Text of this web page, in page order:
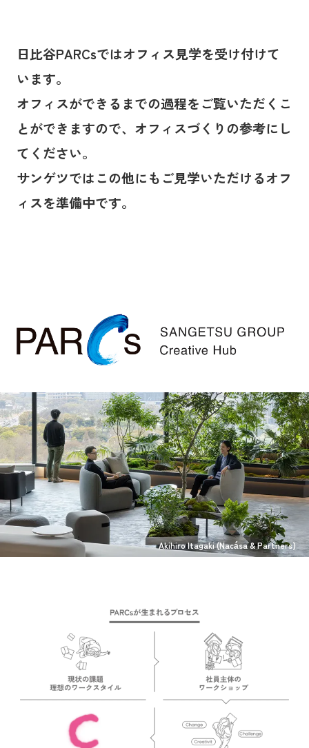
日比谷PARCsではオフィス見学を受け付けて
います。
オフィスができるまでの過程をご覧いただくこ
とができますので、オフィスづくりの参考にし
てください。
サンゲツではこの他にもご見学いただけるオフ
ィスを準備中です。
Akihiro Itagaki (Nacása & Partners)